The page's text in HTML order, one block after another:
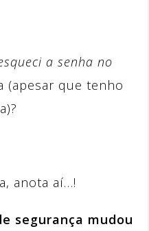
a senha no
(apesar que tenho
anota aí…!
segurança mudou